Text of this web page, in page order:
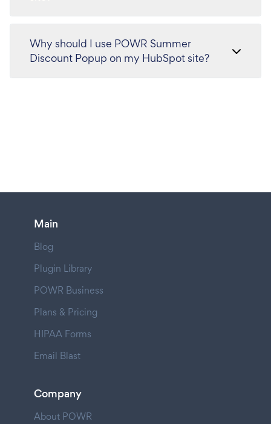
Why should I use POWR Summer
Discount Popup on my HubSpot site?
Main
Blog
Plugin Library
POWR Business
Plans & Pricing
HIPAA Forms
Email Blast
Company
About POWR